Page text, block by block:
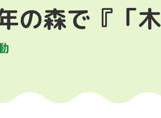
の森で『「